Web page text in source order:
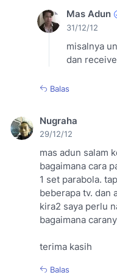
Mas Adun
31/12/12
misalnya
dan
Balas
Nugraha
29/12/12
mas adun salam
bagaimana cara
1 set parabola.
beberapa tv. dan
kira2 saya perlu
bagaimana
terima kasih
Balas